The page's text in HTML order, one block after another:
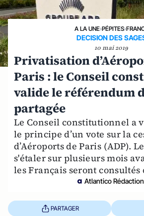
A LA UNE›PÉPITES›
DECISION DES
10 mai 2019
Privatisation
Paris : le Conseil
valide le référendum
partagée
Le Conseil constitutionnel a
le principe d’un vote sur la
d’Aéroports de Paris (ADP).
s'étaler sur plusieurs mois
les Français seront consultés
Atlantico Rédaction
PARTAGER